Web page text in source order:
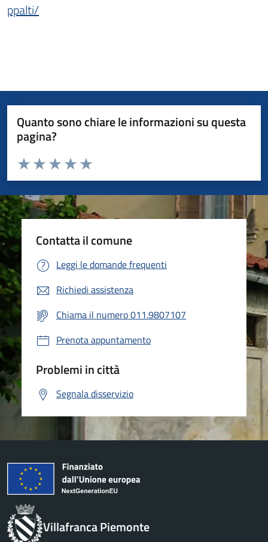
ppalti/
Quanto sono chiare le informazioni su questa
pagina?
Valuta da 1 a 5 stelle la pagina
Valuta 5 stelle su 5
Valuta 4 stelle su 5
Valuta 3 stelle su 5
Valuta 2 stelle su 5
Valuta 1 stelle su 5
Contatta il comune
Leggi le domande frequenti
Richiedi assistenza
Chiama il numero 011.9807107
Prenota appuntamento
Problemi in città
Segnala disservizio
Villafranca Piemonte